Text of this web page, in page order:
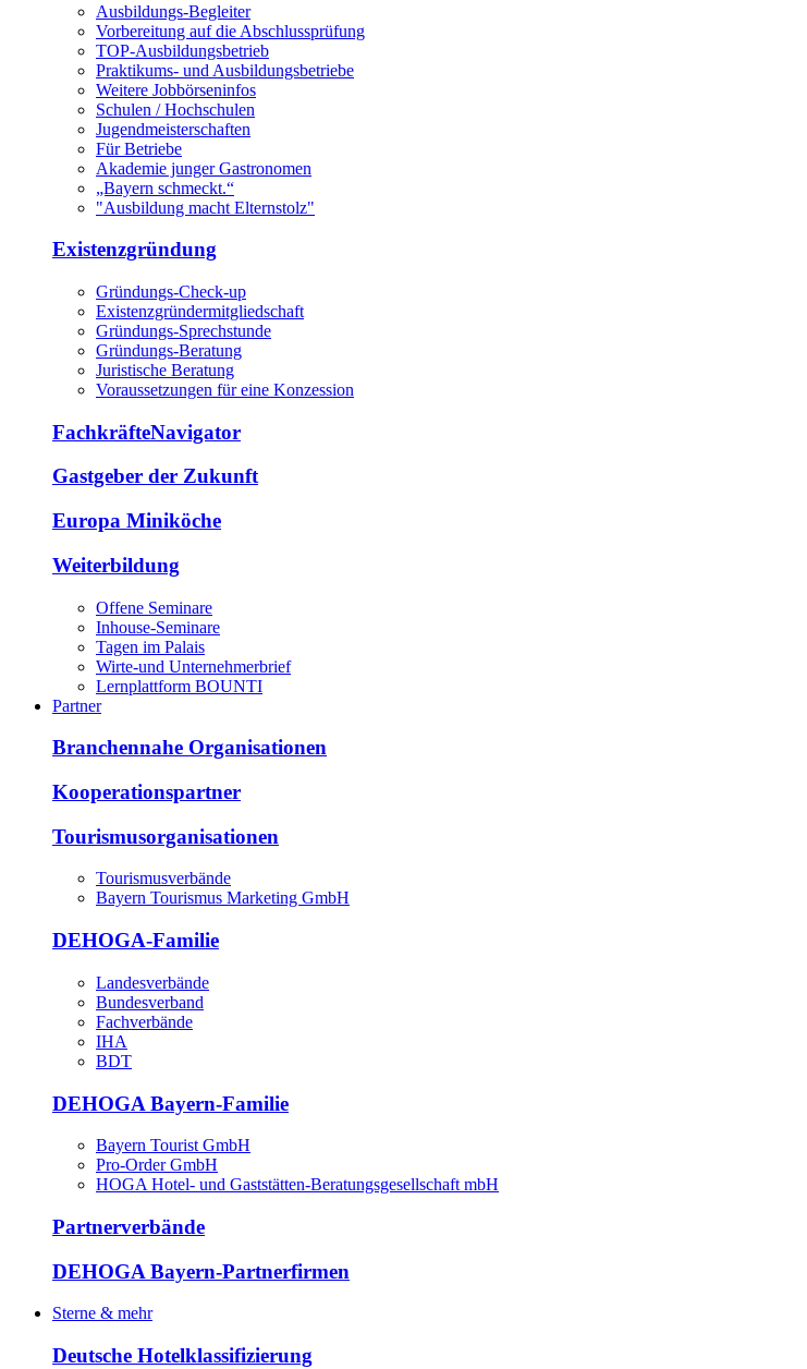
Ausbildungs-Begleiter
Vorbereitung auf die Abschlussprüfung
TOP-Ausbildungsbetrieb
Praktikums- und Ausbildungsbetriebe
Weitere Jobbörseninfos
Schulen / Hochschulen
Jugendmeisterschaften
Für Betriebe
Akademie junger Gastronomen
„Bayern schmeckt.“
"Ausbildung macht Elternstolz"
Existenzgründung
Gründungs-Check-up
Existenzgründermitgliedschaft
Gründungs-Sprechstunde
Gründungs-Beratung
Juristische Beratung
Voraussetzungen für eine Konzession
FachkräfteNavigator
Gastgeber der Zukunft
Europa Miniköche
Weiterbildung
Offene Seminare
Inhouse-Seminare
Tagen im Palais
Wirte-und Unternehmerbrief
Lernplattform BOUNTI
Partner
Branchennahe Organisationen
Kooperationspartner
Tourismusorganisationen
Tourismusverbände
Bayern Tourismus Marketing GmbH
DEHOGA-Familie
Landesverbände
Bundesverband
Fachverbände
IHA
BDT
DEHOGA Bayern-Familie
Bayern Tourist GmbH
Pro-Order GmbH
HOGA Hotel- und Gaststätten-Beratungsgesellschaft mbH
Partnerverbände
DEHOGA Bayern-Partnerfirmen
Sterne & mehr
Deutsche Hotelklassifizierung